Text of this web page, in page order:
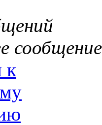
сообщение